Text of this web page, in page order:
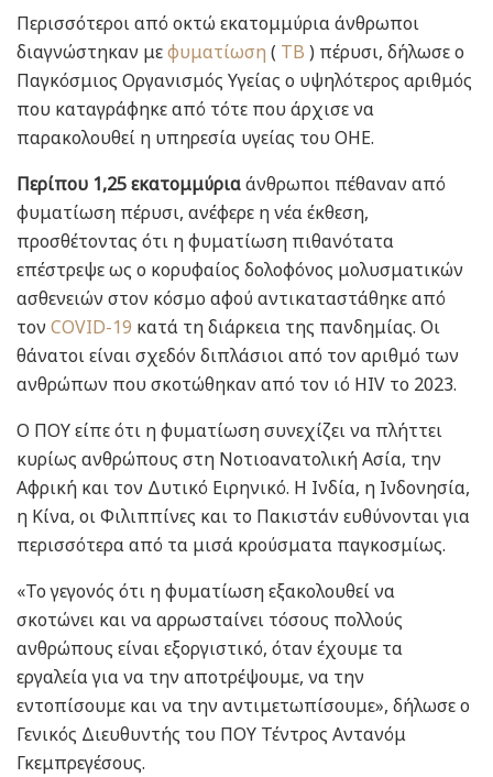
Περισσότεροι από οκτώ εκατομμύρια άνθρωποι
διαγνώστηκαν μεφυματίωση ( ΤΒ ) πέρυσι, δήλωσε ο
Παγκόσμιος Οργανισμός Υγείας ο υψηλότερος αριθμός
που καταγράφηκε από τότε που άρχισε να
παρακολουθεί η υπηρεσία υγείας του ΟΗΕ.
Περίπου 1,25 εκατομμύριαάνθρωποι πέθαναν από
φυματίωση πέρυσι, ανέφερε η νέα έκθεση,
προσθέτοντας ότι η φυματίωση πιθανότατα
επέστρεψε ως ο κορυφαίος δολοφόνος μολυσματικών
ασθενειών στον κόσμο αφού αντικαταστάθηκε από
τονCOVID-19 κατά τη διάρκεια της πανδημίας. Οι
θάνατοι είναι σχεδόν διπλάσιοι από τον αριθμό των
ανθρώπων που σκοτώθηκαν από τον ιό HIV το 2023.
Ο ΠΟΥ είπε ότι η φυματίωση συνεχίζει να πλήττει
κυρίως ανθρώπους στη Νοτιοανατολική Ασία, την
Αφρική και τον Δυτικό Ειρηνικό. Η Ινδία, η Ινδονησία,
η Κίνα, οι Φιλιππίνες και το Πακιστάν ευθύνονται για
περισσότερα από τα μισά κρούσματα παγκοσμίως.
«Το γεγονός ότι η φυματίωση εξακολουθεί να
σκοτώνει και να αρρωσταίνει τόσους πολλούς
ανθρώπους είναι εξοργιστικό, όταν έχουμε τα
εργαλεία για να την αποτρέψουμε, να την
εντοπίσουμε και να την αντιμετωπίσουμε», δήλωσε ο
Γενικός Διευθυντής του ΠΟΥ Τέντρος Αντανόμ
Γκεμπρεγέσους.